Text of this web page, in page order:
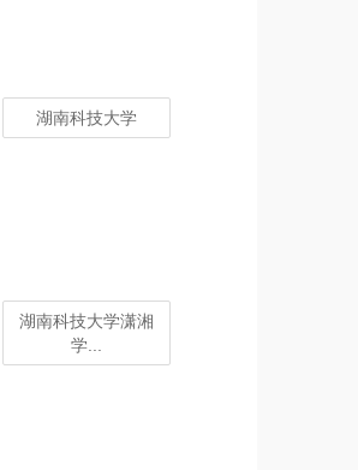
湖南科技大学
湖南科技大学潇湘
学...